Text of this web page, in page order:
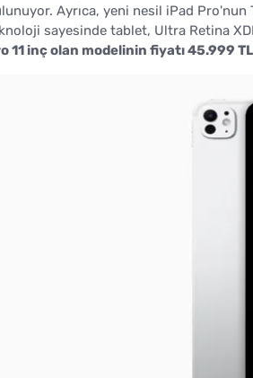
Ayrıca, yeni nesil iPad Pro'nun
sayesinde tablet, Ultra Retina
11 inç olan modelinin fiyatı 45.999 TL